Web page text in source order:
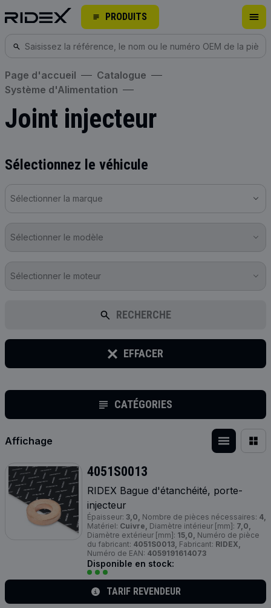
PRODUITS
Page d'accueil
Catalogue
Système d'Alimentation
Joint injecteur
Sélectionnez le véhicule
Sélectionner la marque
Sélectionner le modèle
Sélectionner le moteur
RECHERCHE
EFFACER
CATÉGORIES
Affichage
4051S0013
RIDEX Bague d'étanchéité, porte-
injecteur
Épaisseur: 3,0, Nombre de pièces nécessaires: 4,
Matériel: Cuivre, Diamètre intérieur [mm]: 7,0,
Diamètre extérieur [mm]: 15,0, Numéro de pièce
du fabricant: 4051S0013, Fabricant: RIDEX,
Numéro de EAN: 4059191614073
Disponible en stock:
TARIF REVENDEUR